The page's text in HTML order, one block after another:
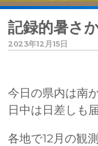
記録的暑さ
2023年12月15日
今日の県内は南
日中は日差しも
各地で12月の観